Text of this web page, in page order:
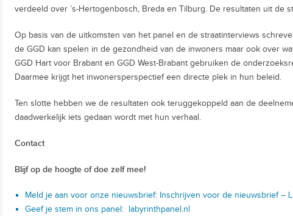
verdeeld over ’s-Hertogenbosch, Breda en Tilburg. De resultaten uit de
Op basis van de uitkomsten van het panel en de straatinterviews
de GGD kan spelen in de gezondheid van de inwoners maar ook over
GGD Hart voor Brabant en GGD West-Brabant gebruiken de
Daarmee krijgt het inwonersperspectief een directe plek in hun beleid.
Ten slotte hebben we de resultaten ook teruggekoppeld aan de
daadwerkelijk iets gedaan wordt met hun verhaal.
Contact
Blijf op de hoogte of doe zelf mee!
Meld je aan voor onze nieuwsbrief: Inschrijven voor de nieuwsbrief –
Geef je stem in ons panel: labyrinthpanel.nl